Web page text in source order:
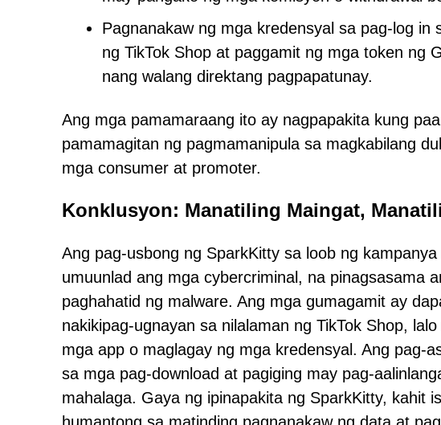
Pagnanakaw ng mga kredensyal sa pag-log
ng TikTok Shop at paggamit ng mga token ng
nang walang direktang pagpapatunay.
Ang mga pamamaraang ito ay nagpapakita kung
pamamagitan ng pagmamanipula sa magkabilang
mga consumer at promoter.
Konklusyon: Manatiling Maingat,
Ang pag-usbong ng SparkKitty sa loob ng
umuunlad ang mga cybercriminal, na pinagsasama
paghahatid ng malware. Ang mga gumagamit ay
nakikipag-ugnayan sa nilalaman ng TikTok Shop,
mga app o maglagay ng mga kredensyal. Ang pag-
sa mga pag-download at pagiging may pag-
mahalaga. Gaya ng ipinapakita ng SparkKitty, kahit